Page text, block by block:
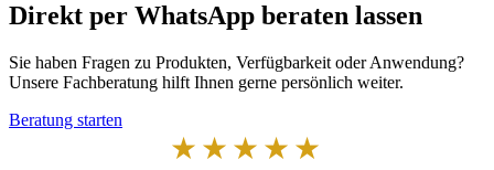
Direkt per WhatsApp beraten lassen
Sie haben Fragen zu Produkten, Verfügbarkeit oder Anwendung?
Unsere Fachberatung hilft Ihnen gerne persönlich weiter.
Beratung starten
★★★★★